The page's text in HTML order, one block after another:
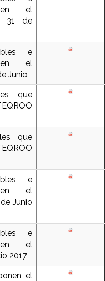
el
31 de
e
el
Junio
que
que
e
el
Junio
e
el
2017
el